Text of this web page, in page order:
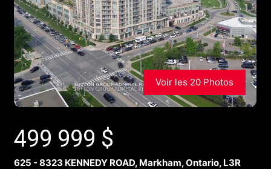
Voir les 20 Photos
499 999 $
625 - 8323 KENNEDY ROAD, Markham, Ontario, L3R